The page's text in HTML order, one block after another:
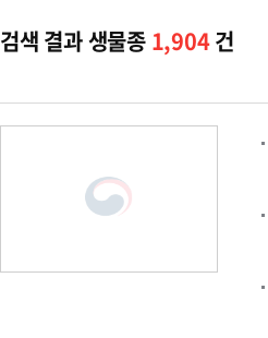
검색 결과 생물종 1,904건